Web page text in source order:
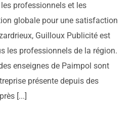
professionnels et les
globale pour une satisfaction
Guilloux Publicité est
les professionnels de la région.
enseignes de Paimpol sont
présente depuis des
[...]